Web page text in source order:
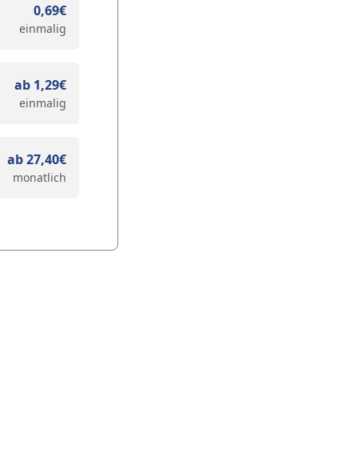
0,69€
einmalig
ab 1,29€
einmalig
ab 27,40€
monatlich